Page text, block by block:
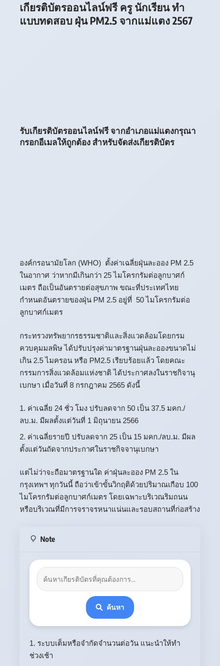
เกียรติบัตรออนไลน์ฟรี ครู นักเรียน ทำ
แบบทดสอบ ฝุ่น PM2.5 จากแม่แตง 2567
รับเกียรติบัตรออนไลน์ฟรี จากอำเภอแม่แตงกรุณา
กรอกอีเมลให้ถูกต้อง สำหรับจัดส่งเกียรติบัตร
องค์กรอนามัยโลก (WHO) ตั้งค่าเฉลี่ยฝุ่นละออง PM 2.5
ในอากาศ ว่าหากมีเกินกว่า 25 ไมโครกรัมต่อลูกบาศก์
เมตร ถือเป็นอันตรายต่อสุขภาพ ขณะที่ประเทศไทย
กำหนดอันตรายของฝุ่น PM 2.5 อยู่ที่ 50 ไมโครกรัมต่อ
ลูกบาศก์เมตร
กระทรวงทรัพยากรธรรมชาติและสิ่งแวดล้อมโดยกรม
ควบคุมมลพิษ ได้ปรับปรุงค่ามาตรฐานฝุ่นละอองขนาดไม่
เกิน 2.5 ไมครอน หรือ PM2.5 เรียบร้อยแล้ว โดยคณะ
กรรมการสิ่งแวดล้อมแห่งชาติ ได้ประกาศลงในราชกิจานุ
เบกษา เมื่อวันที่ 8 กรกฎาคม 2565 ดังนี้
ค่าเฉลี่ย 24 ชั่ว โมง ปรับลดจาก 50 เป็น 37.5 มคก./
ลบ.ม. มีผลตั้งแต่วันที่ 1 มิถุนายน 2566
ค่าเฉลี่ยรายปี ปรับลดจาก 25 เป็น 15 มคก./ลบ.ม. มีผล
ตั้งแต่วันถัดจากประกาศในราชกิจจานุเบกษา
แต่ไม่ว่าจะถือมาตรฐานใด ค่าฝุ่นละออง PM 2.5 ใน
กรุงเทพฯ ทุกวันนี้ ถือว่าเข้าขั้นวิกฤติด้วยปริมาณเกือบ 100
ไมโครกรัมต่อลูกบาศก์เมตร โดยเฉพาะบริเวณริมถนน
หรือบริเวณที่มีการจราจรหนาแน่นและรอบสถานที่ก่อสร้าง
Note
ค้นหา
1. ระบบเต็มหรือจำกัดจำนวนต่อวัน แนะนำให้ทำ
ช่วงเช้า